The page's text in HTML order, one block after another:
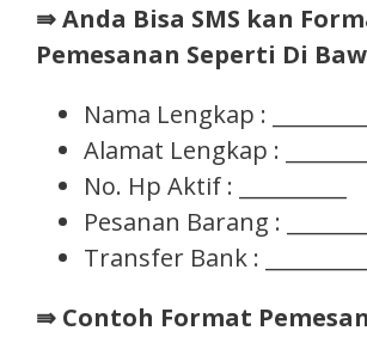
⇛ Anda Bisa SMS kan
Pemesanan Seperti Di
Nama Lengkap : __________
Alamat Lengkap :
No. Hp Aktif : __________
Pesanan Barang :
Transfer Bank :
⇛ Contoh Format